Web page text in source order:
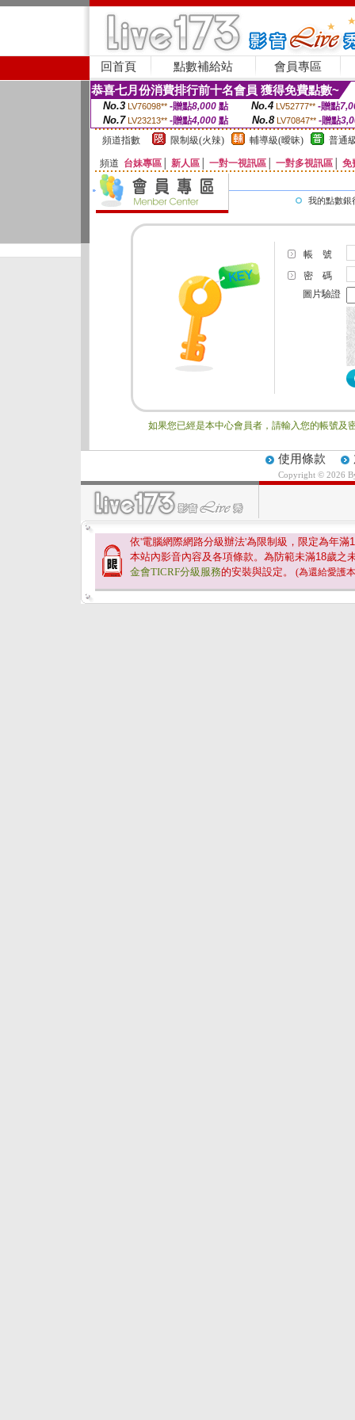
回首頁 點數補給站 會員專區
恭喜七月份消費排行前十名會員 獲得免費點數~
No.3 LV76098** -贈點8,000點 No.4 LV52777** -贈點
No.7 LV23213** -贈點4,000 點 No.8 LV70847** -贈點
頻道指數
限制級(火辣) 輔導級(曖昧) 普通
頻道 台妹專區 新人區 一對一視訊區 一對多視訊區 免
我的點數銀
帳 號
密 碼
圖片驗證
如果您已經是本中心會員者，請輸入您的帳號及
使用條款
Copyright © 2026
依'電腦網際網路分級辦法'為限制級，限定為年滿
本站內影音內容及各項條款。為防範未滿18歲之
金會TICRF分級服務的安裝與設定。 (為還給愛護